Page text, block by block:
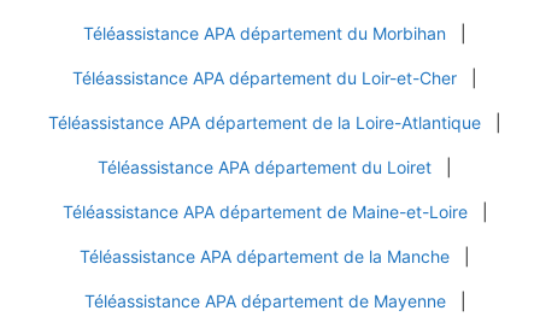
Téléassistance APA département du Morbihan
Téléassistance APA département du Loir-et-Cher
Téléassistance APA département de la Loire-Atlantique
Téléassistance APA département du Loiret
Téléassistance APA département de Maine-et-Loire
Téléassistance APA département de la Manche
Téléassistance APA département de Mayenne